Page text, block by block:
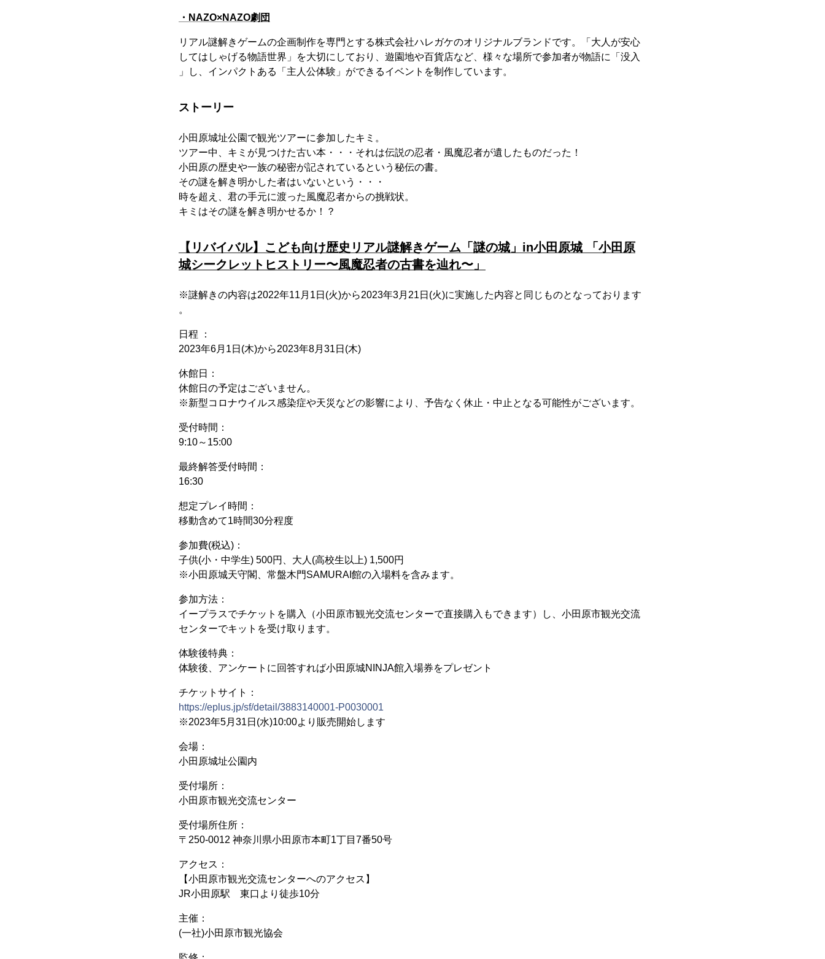
・NAZO×NAZO劇団
リアル謎解きゲームの企画制作を専門とする株式会社ハレガケのオリジナルブランドです。「大人が安心
してはしゃげる物語世界」を大切にしており、遊園地や百貨店など、様々な場所で参加者が物語に「没入
」し、インパクトある「主人公体験」ができるイベントを制作しています。
ストーリー
小田原城址公園で観光ツアーに参加したキミ。
ツアー中、キミが見つけた古い本・・・それは伝説の忍者・風魔忍者が遺したものだった！
小田原の歴史や一族の秘密が記されているという秘伝の書。
その謎を解き明かした者はいないという・・・
時を超え、君の手元に渡った風魔忍者からの挑戦状。
キミはその謎を解き明かせるか！？
【リバイバル】こども向け歴史リアル謎解きゲーム「謎の城」in小田原城 「小田原
城シークレットヒストリー〜風魔忍者の古書を辿れ〜」
※謎解きの内容は2022年11月1日(火)から2023年3月21日(火)に実施した内容と同じものとなっております
。
日程 ：
2023年6月1日(木)から2023年8月31日(木)
休館日：
休館日の予定はございません。
※新型コロナウイルス感染症や天災などの影響により、予告なく休止・中止となる可能性がございます。
受付時間：
9:10～15:00
最終解答受付時間：
16:30
想定プレイ時間：
移動含めて1時間30分程度
参加費(税込)：
子供(小・中学生) 500円、大人(高校生以上) 1,500円
※小田原城天守閣、常盤木門SAMURAI館の入場料を含みます。
参加方法：
イープラスでチケットを購入（小田原市観光交流センターで直接購入もできます）し、小田原市観光交流
センターでキットを受け取ります。
体験後特典：
体験後、アンケートに回答すれば小田原城NINJA館入場券をプレゼント
チケットサイト：
https://eplus.jp/sf/detail/3883140001-P0030001
※2023年5月31日(水)10:00より販売開始します
会場：
小田原城址公園内
受付場所：
小田原市観光交流センター
受付場所住所：
〒250-0012 神奈川県小田原市本町1丁目7番50号
アクセス：
【小田原市観光交流センターへのアクセス】
JR小田原駅 東口より徒歩10分
主催：
(一社)小田原市観光協会